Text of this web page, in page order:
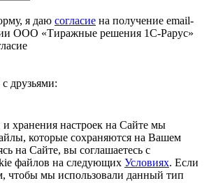
я даю согласие на получение email-
ООО «Тиражные решения 1С-Рарус»
друзьями:
хранения настроек на Сайте мы
которые сохраняются на Вашем
на Сайте, вы соглашаетесь с
файлов на следующих Условиях. Если
чтобы мы использовали данный тип